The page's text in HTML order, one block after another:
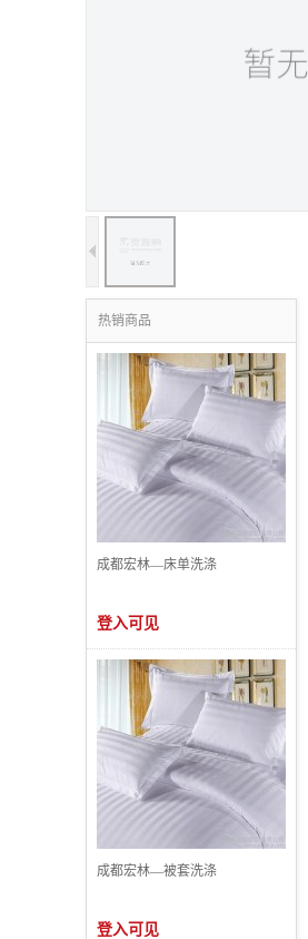
热销商品
成都宏林—床单洗涤
登入可见
成都宏林—被套洗涤
登入可见